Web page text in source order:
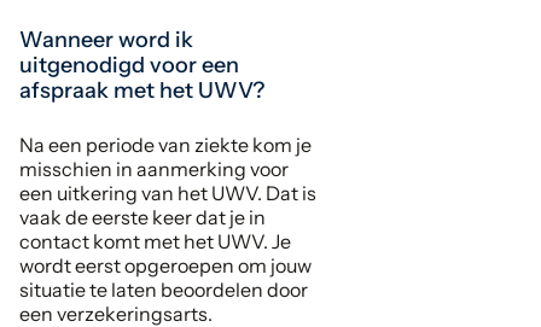
Wanneer word ik
uitgenodigd voor een
afspraak met het UWV?
Na een periode van ziekte kom je
misschien in aanmerking voor
een uitkering van het UWV. Dat is
vaak de eerste keer dat je in
contact komt met het UWV. Je
wordt eerst opgeroepen om jouw
situatie te laten beoordelen door
een verzekeringsarts.